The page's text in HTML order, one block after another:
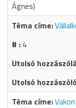
Ágnes)
4